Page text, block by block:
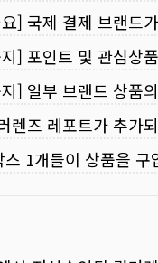
] 국제 결제 브랜드
] 포인트 및 관심상
] 일부 브랜드 상품
렌즈 레포트가 추가
스 1개들이 상품을